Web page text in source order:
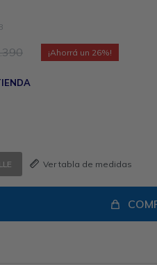
26
Ver tabla de medidas